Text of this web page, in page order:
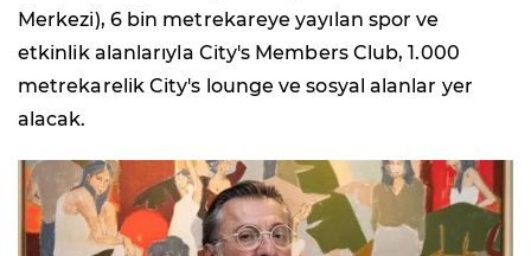
Merkezi), 6 bin metrekareye yayılan spor ve
etkinlik alanlarıyla City's Members Club, 1.000
metrekarelik City's lounge ve sosyal alanlar yer
alacak.